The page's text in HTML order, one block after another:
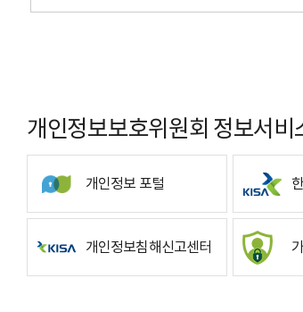
개인정보보호위원회 정보서비
개인정보 포털
개인정보침해신고센터